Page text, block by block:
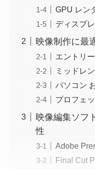
GPU レン
ディスプ
映像制作に最
エントリ
ミッドレ
パソコン
プロフェ
映像編集ソフ
性
Adobe
Final Cut